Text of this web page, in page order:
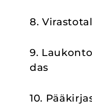
8.
9.
das
10.